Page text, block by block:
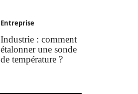
Entreprise
Industrie : comment
étalonner une sonde
de température ?